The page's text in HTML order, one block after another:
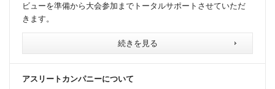
ビューを準備から大会参加までトータルサポートさせていただ
きます。
続きを見る
アスリートカンパニーについて